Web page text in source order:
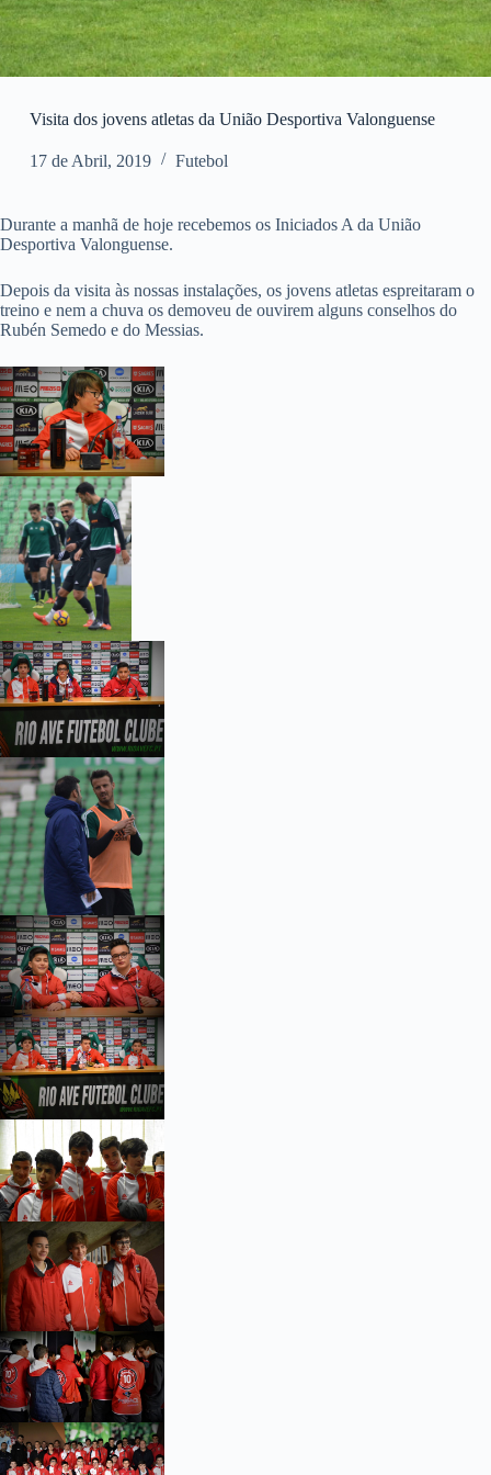
Visita dos jovens atletas da União Desportiva Valonguense
17 de Abril, 2019 Futebol
Durante a manhã de hoje recebemos os Iniciados A da União
Desportiva Valonguense.
Depois da visita às nossas instalações, os jovens atletas espreitaram o
treino e nem a chuva os demoveu de ouvirem alguns conselhos do
Rubén Semedo e do Messias.